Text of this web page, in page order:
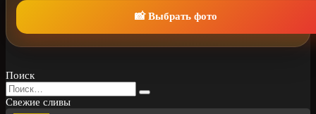
📸 Выбрать фото
Поиск
Search
for:
Свежие сливы